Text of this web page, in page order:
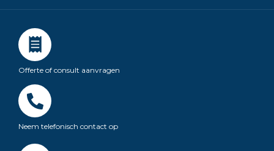
Offerte of consult aanvragen
Neem telefonisch contact op